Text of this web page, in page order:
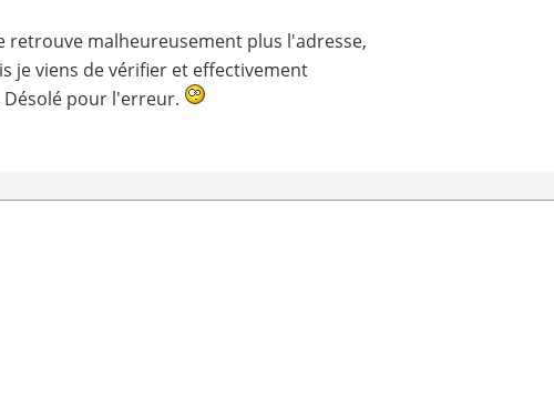
retrouve malheureusement plus l'adresse,
je viens de vérifier et effectivement
pour l'erreur.